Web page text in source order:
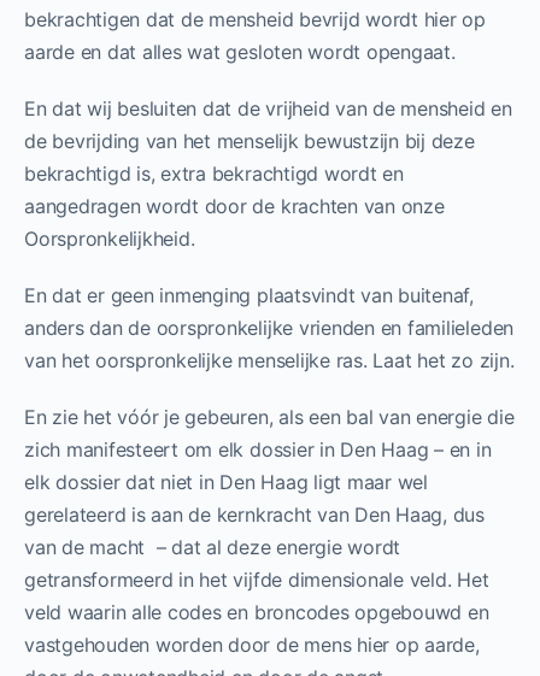
bekrachtigen dat de mensheid bevrijd wordt hier op
aarde en dat alles wat gesloten wordt opengaat.
En dat wij besluiten dat de vrijheid van de mensheid en
de bevrijding van het menselijk bewustzijn bij deze
bekrachtigd is, extra bekrachtigd wordt en
aangedragen wordt door de krachten van onze
Oorspronkelijkheid.
En dat er geen inmenging plaatsvindt van buitenaf,
anders dan de oorspronkelijke vrienden en familieleden
van het oorspronkelijke menselijke ras. Laat het zo zijn.
En zie het vóór je gebeuren, als een bal van energie die
zich manifesteert om elk dossier in Den Haag – en in
elk dossier dat niet in Den Haag ligt maar wel
gerelateerd is aan de kernkracht van Den Haag, dus
van de macht – dat al deze energie wordt
getransformeerd in het vijfde dimensionale veld. Het
veld waarin alle codes en broncodes opgebouwd en
vastgehouden worden door de mens hier op aarde,